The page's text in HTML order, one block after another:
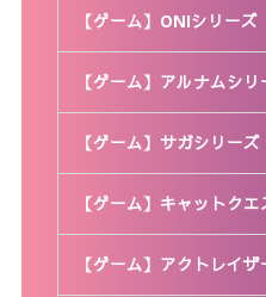
【ゲーム】ONIシリーズ
【ゲーム】アルナムシリ
【ゲーム】サガシリーズ
【ゲーム】キャットク
【ゲーム】アクトレイ